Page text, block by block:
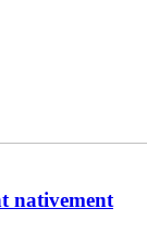
nativement